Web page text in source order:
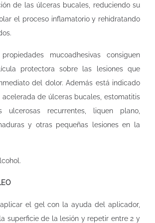
de las úlceras bucales, reduciendo su
el proceso inflamatorio y rehidratando
mucoadhesivas consiguen
protectora sobre las lesiones que
del dolor. Además está indicado
acelerada de úlceras bucales, estomatitis
ulcerosas recurrentes, liquen plano,
y otras pequeñas lesiones en la
el gel con la ayuda del aplicador,
superficie de la lesión y repetir entre 2 y